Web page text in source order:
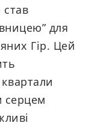
для
Гір. Цей
серцем